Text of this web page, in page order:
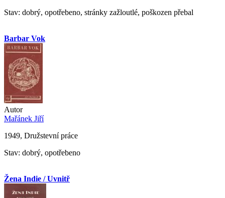
Stav: dobrý, opotřebeno, stránky zažloutlé, poškozen přebal
Barbar Vok
Autor
Mařánek Jiří
1949, Družstevní práce
Stav: dobrý, opotřebeno
Žena Indie / Uvnitř